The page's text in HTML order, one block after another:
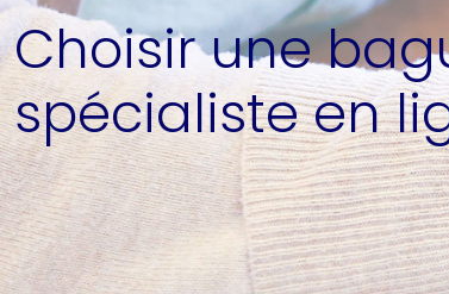
Choisir une
spécialiste en